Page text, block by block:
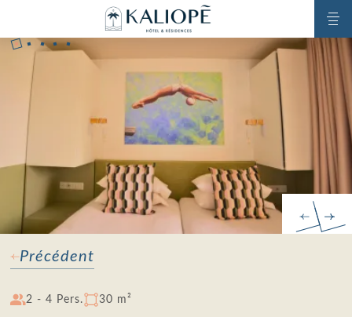
Précédent
2 - 4 Pers. 30 m²